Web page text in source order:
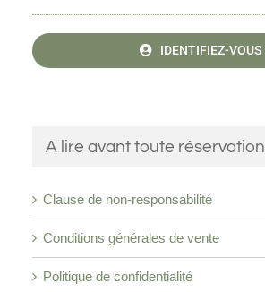
IDENTIFIEZ-VOUS
A lire avant toute réservation
Clause de non-responsabilité
Conditions générales de vente
Politique de confidentialité